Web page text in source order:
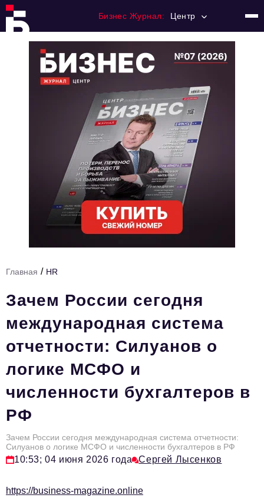
Бизнес Журнал: Центр
Регулирование
Премия "Тульский Бизнес"
История тульского предпринимательства
Тема номера
HR
Персона номера
Инфраструктура развития
Технологии и тренды
Туризм
Импортозамещение
Мероприятия
Главная / HR
Зачем России сегодня
международная система
отчетности: Силуанов о
логике МСФО и
численности бухгалтеров в
РФ
Зачем России сегодня международная система отчетности:
Силуанов о логике МСФО и численности бухгалтеров в РФ
10:53; 04 июня 2026 года Сергей Лысенков
https://business-magazine.online